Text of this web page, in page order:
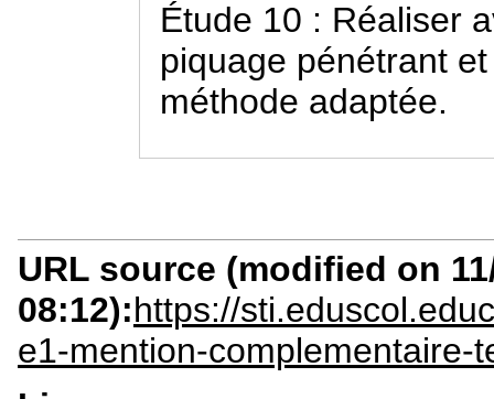
Étude 10 : Réaliser
piquage pénétrant
méthode adaptée.
URL source (modified on
08:12):https://
e1-mention-complementaire-